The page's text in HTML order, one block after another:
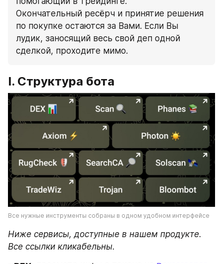
Окончательный ресёрч и принятие решения
по покупке остаются за Вами. Если Вы
лудик, заносящий весь свой деп одной
сделкой, проходите мимо.
I. Структура бота
Все нужные инструменты собраны в одном удобном интерфейсе
Ниже сервисы, доступные в нашем продукте.
Все ссылки кликабельны.